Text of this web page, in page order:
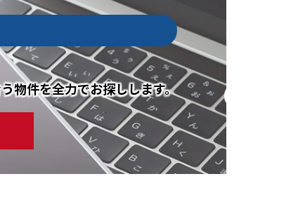
物件を全力でお探しします。